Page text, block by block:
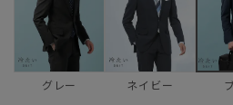
グレー ネイビー